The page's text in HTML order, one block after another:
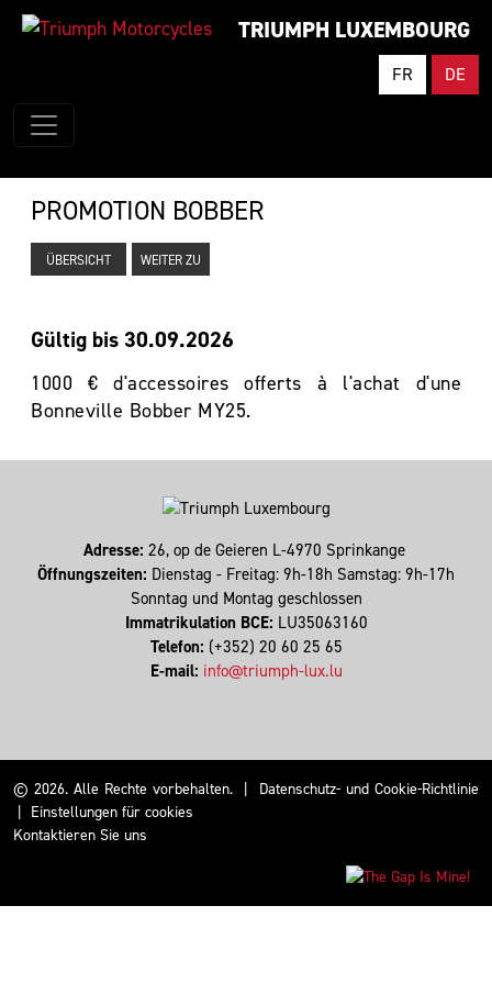
TRIUMPH LUXEMBOURG
FR DE
PROMOTION BOBBER
ÜBERSICHT WEITER ZU
Gültig bis 30.09.2026
1000 € d'accessoires offerts à l'achat d'une
Bonneville Bobber MY25.
Adresse: 26, op de Geieren L-4970 Sprinkange
Öffnungszeiten: Dienstag - Freitag: 9h-18h Samstag: 9h-17h
Sonntag und Montag geschlossen
Immatrikulation BCE: LU35063160
Telefon: (+352) 20 60 25 65
E-mail: info@triumph-lux.lu
© 2026. Alle Rechte vorbehalten.
Datenschutz- und Cookie-Richtlinie
Einstellungen für cookies
Kontaktieren Sie uns